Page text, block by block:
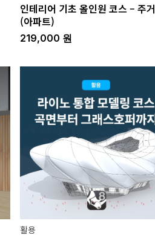
인테리어 기초 올인원 코스 – 주거
(아파트)
219,000 원
활용